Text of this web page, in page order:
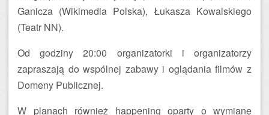
Ganicza (Wikimedia Polska), Łukasza Kowalskiego
(Teatr NN).
Od godziny 20:00 organizatorki i organizatorzy
zapraszają do wspólnej zabawy i oglądania filmów z
Domeny Publicznej.
W planach również happening oparty o wymianę